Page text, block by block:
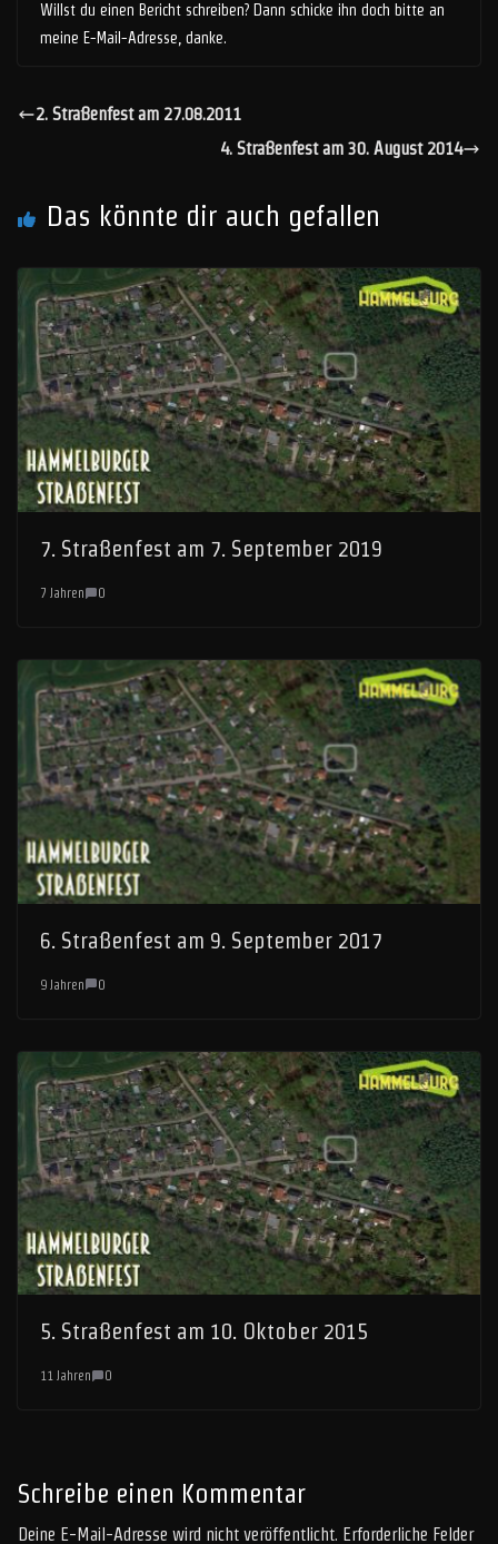
Willst du einen Bericht schreiben? Dann schicke ihn doch bitte an
meine E-Mail-Adresse, danke.
2. Straßenfest am 27.08.2011
4. Straßenfest am 30. August 2014
Das könnte dir auch gefallen
7. Straßenfest am 7. September 2019
7 Jahren 0
6. Straßenfest am 9. September 2017
9 Jahren 0
5. Straßenfest am 10. Oktober 2015
11 Jahren 0
Schreibe einen Kommentar
Deine E-Mail-Adresse wird nicht veröffentlicht. Erforderliche Felder